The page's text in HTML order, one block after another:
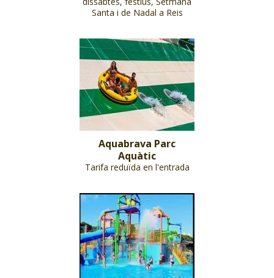
Santa i de Nadal a Reis
Aquabrava Parc
Aquàtic
Tarifa reduïda en l'entrada